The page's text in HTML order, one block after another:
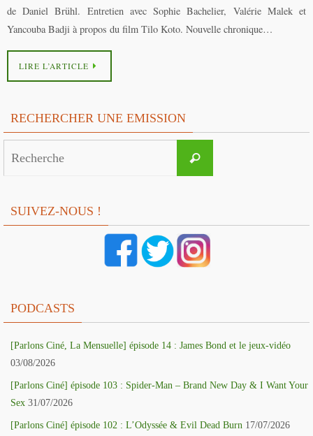
de Daniel Brühl. Entretien avec Sophie Bachelier, Valérie Malek et
Yancouba Badji à propos du film Tilo Koto. Nouvelle chronique…
LIRE L’ARTICLE
RECHERCHER UNE EMISSION
Recherche
SUIVEZ-NOUS !
PODCASTS
[Parlons Ciné, La Mensuelle] épisode 14 : James Bond et le jeux-vidéo
03/08/2026
[Parlons Ciné] épisode 103 : Spider-Man – Brand New Day & I Want Your
Sex 31/07/2026
[Parlons Ciné] épisode 102 : L’Odyssée & Evil Dead Burn 17/07/2026